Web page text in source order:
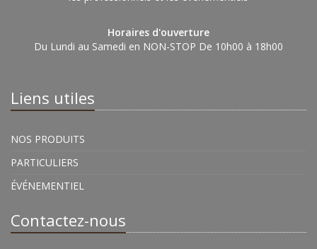
Horaires d'ouverture
Du Lundi au Samedi en NON-STOP De 10h00 à 18h00
Liens utiles
NOS PRODUITS
PARTICULIERS
ÉVÉNEMENTIEL
Contactez-nous